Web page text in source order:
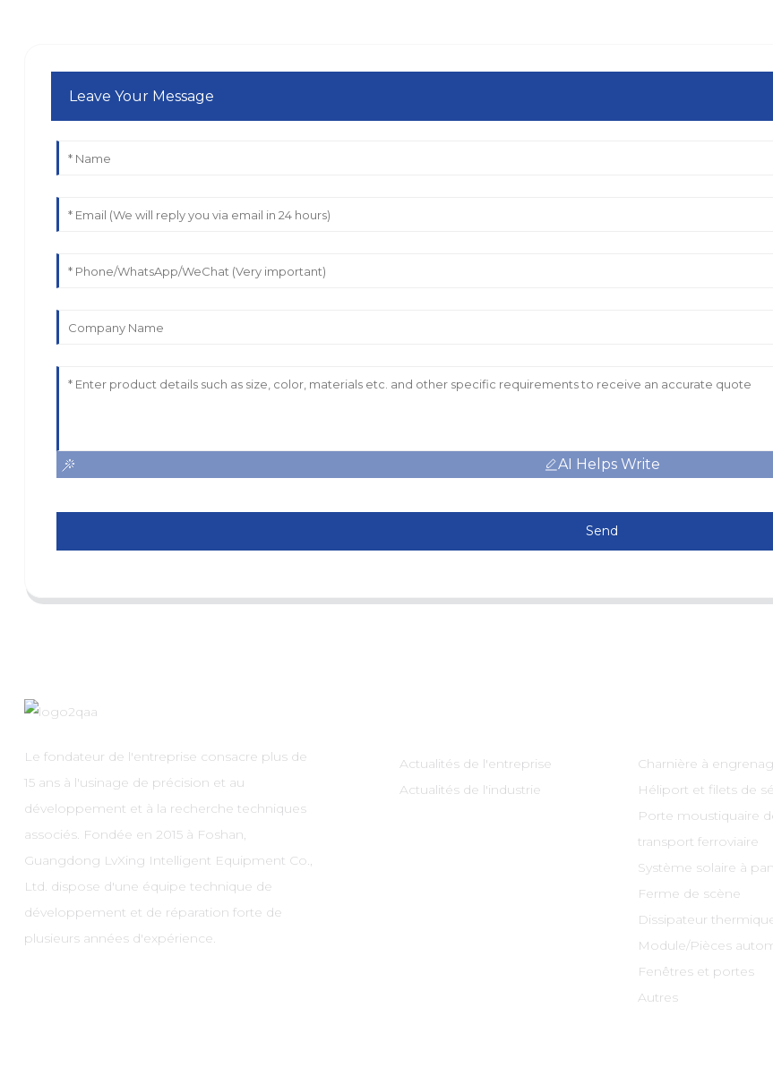
Leave Your Message
AI Helps Write
Send
Le fondateur de l'entreprise consacre plus de
15 ans à l'usinage de précision et au
développement et à la recherche techniques
associés. Fondée en 2015 à Foshan,
Guangdong LvXing Intelligent Equipment Co.,
Ltd. dispose d'une équipe technique de
développement et de réparation forte de
plusieurs années d'expérience.
Actualités de l'entreprise
Actualités de l'industrie
Charnière à
Héliport et filets de
Porte moustiquaire
transport ferroviaire
Système solaire à
Ferme de scène
Dissipateur
Module/Pièces
Fenêtres et portes
Autres